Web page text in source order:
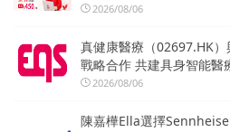
2026/08/06
真健康醫療（02697.HK
戰略合作 共建具身智能醫
2026/08/06
陳嘉樺Ella選擇